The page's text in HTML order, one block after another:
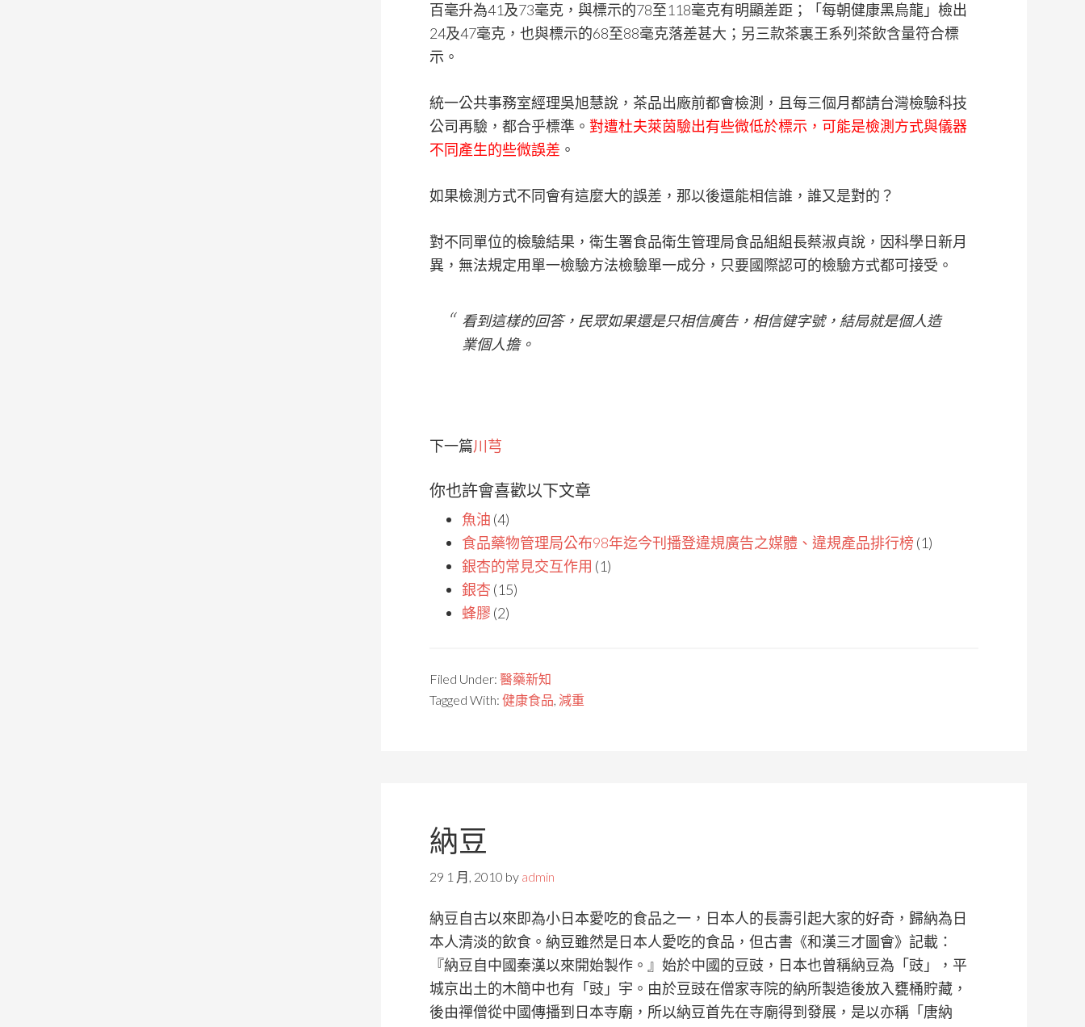
百毫升為41及73毫克，與標示的78至118毫克有明顯差距；「每朝健康黑烏龍」檢出
24及47毫克，也與標示的68至88毫克落差甚大；另三款茶裏王系列茶飲含量符合標
示。
統一公共事務室經理吳旭慧說，茶品出廠前都會檢測，且每三個月都請台灣檢驗科技
公司再驗，都合乎標準。 對遭杜夫萊茵驗出有些微低於標示，可能是檢測方式與儀器
不同產生的些微誤差 。
如果檢測方式不同會有這麼大的誤差，那以後還能相信誰，誰又是對的？
對不同單位的檢驗結果，衛生署食品衛生管理局食品組組長蔡淑貞說，因科學日新月
異，無法規定用單一檢驗方法檢驗單一成分，只要國際認可的檢驗方式都可接受。
看到這樣的回答，民眾如果還是只相信廣告，相信健字號，結局就是個人造
業個人擔。
下一篇川芎
你也許會喜歡以下文章
魚油 (4)
食品藥物管理局公布98年迄今刊播登違規廣告之媒體、違規產品排行榜 (1)
銀杏的常見交互作用 (1)
銀杏 (15)
蜂膠 (2)
Filed Under: 醫藥新知
Tagged With: 健康食品, 減重
納豆
29 1 月, 2010 by admin
納豆自古以來即為小日本愛吃的食品之一，日本人的長壽引起大家的好奇，歸納為日
本人清淡的飲食。納豆雖然是日本人愛吃的食品，但古書《和漢三才圖會》記載：
『納豆自中國秦漢以來開始製作。』始於中國的豆豉，日本也曾稱納豆為「豉」，平
城京出土的木簡中也有「豉」宇。由於豆豉在僧家寺院的納所製造後放入甕桶貯藏，
後由禪僧從中國傳播到日本寺廟，所以納豆首先在寺廟得到發展，是以亦稱「唐納